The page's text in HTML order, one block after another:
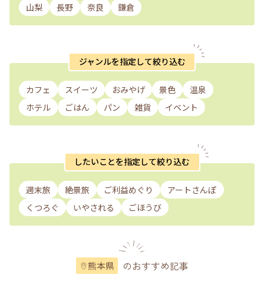
山梨
長野 奈良 鎌倉
ジャンルを指定して絞り込む
カフェ スイーツ おみやげ 景色
温泉
ホテル
ごはん パン 雑貨 イベント
したいことを指定して絞り込む
週末旅 絶景旅 ご利益めぐり
アートさんぽ
くつろぐ
いやされる ごほうび
熊本県 のおすすめ記事